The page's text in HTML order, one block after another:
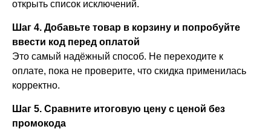
открыть список исключений.
Шаг 4. Добавьте товар в корзину и попробуйте
ввести код перед оплатой
Это самый надёжный способ. Не переходите к
оплате, пока не проверите, что скидка применилась
корректно.
Шаг 5. Сравните итоговую цену с ценой без
промокода